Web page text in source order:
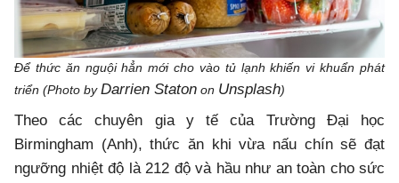
Để thức ăn nguội hẳn mới cho vào tủ lạnh khiến vi khuẩn phát
triển (Photo byDarrien Staton on Unsplash)
Theo các chuyên gia y tế của Trường Đại học
Birmingham (Anh), thức ăn khi vừa nấu chín sẽ đạt
ngưỡng nhiệt độ là 212 độ và hầu như an toàn cho sức